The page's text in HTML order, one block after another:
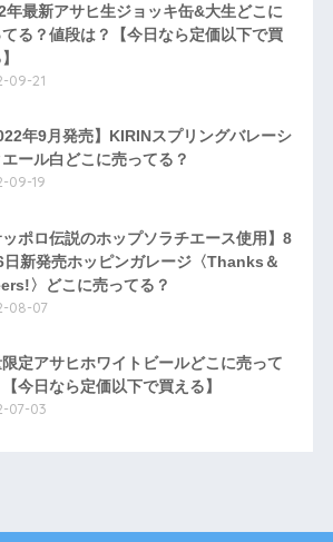
年最新アサヒ生ジョッキ缶&大生どこに
る？値段は？【今日なら定価以下で買
09-21
年9月発売】KIRINスプリングバレーシ
ール白どこに売ってる？
09-19
ッポロ伝説のホップソラチエース使用】8
日新発売ホッピンガレージ〈Thanks＆
〉どこに売ってる？
08-07
定アサヒホワイトビールどこに売って
今日なら定価以下で買える】
07-03